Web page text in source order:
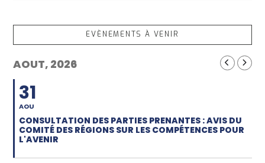
EVÈNEMENTS À VENIR
AOUT, 2026
31
AOU
CONSULTATION DES PARTIES PRENANTES : AVIS DU
COMITÉ DES RÉGIONS SUR LES COMPÉTENCES POUR
L'AVENIR